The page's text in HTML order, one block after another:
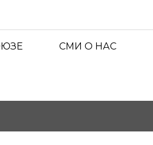
СМИ О НАС